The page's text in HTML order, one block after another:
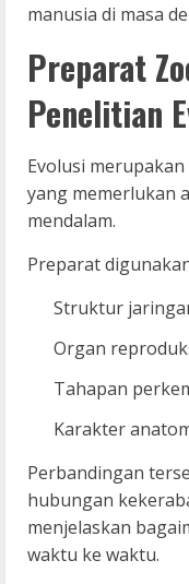
manusia di masa
Preparat
Penelitian
Evolusi
yang memerlukan
mendalam.
Preparat
Struktur
Organ
Tahapan
Karakter
Perbandingan
hubungan
menjelaskan
waktu ke waktu.